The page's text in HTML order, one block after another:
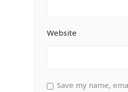
Website
Save my name,